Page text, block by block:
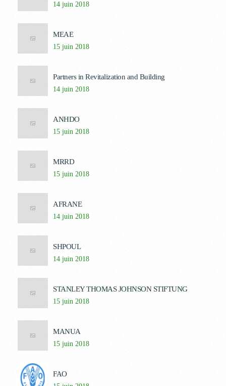
14 juin 2018
MEAE
15 juin 2018
Partners in Revitalization and Building
14 juin 2018
ANHDO
15 juin 2018
MRRD
15 juin 2018
AFRANE
14 juin 2018
SHPOUL
14 juin 2018
STANLEY THOMAS JOHNSON STIFTUNG
15 juin 2018
MANUA
15 juin 2018
FAO